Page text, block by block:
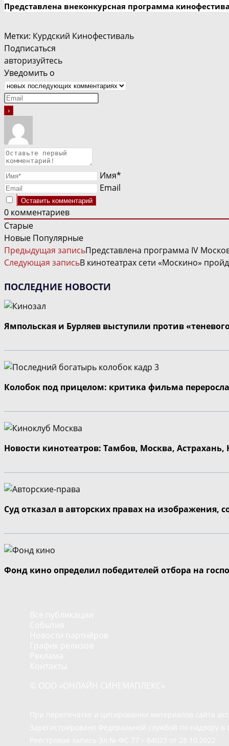
Представлена внеконкурсная программа
Метки: Курдский Кинофестиваль
Подписаться
авторизуйтесь
Уведомить о
Имя*
Email
0 комментариев
Старые
Новые Популярные
ЧИТАТЬ
ДАЛЕЕ
СТАТЬИ
Предыдущая записьПредставлена программа IV
Следующая записьВ кинотеатрах сети «Москино»
ПОСЛЕДНИЕ НОВОСТИ
Ямпольская и Бурляев выступили против
Колобок под прицелом: критика фильма
Новости кинотеатров: Тамбов, Москва,
Суд отказал в авторских правах на изображения,
Фонд кино определил победителей отбора на